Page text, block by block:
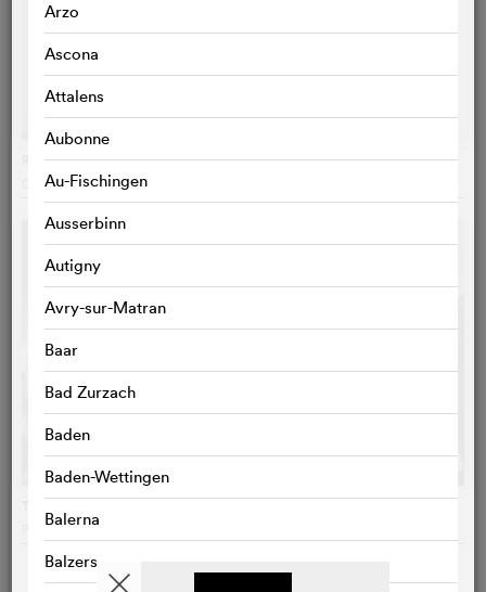
Arzo
Ascona
Attalens
Aubonne
Au-Fischingen
Ausserbinn
Autigny
Avry-sur-Matran
Baar
Bad Zurzach
Baden
Baden-Wettingen
Balerna
Balzers
Rams
Gary Hustwit, USA
Pamela Hogan